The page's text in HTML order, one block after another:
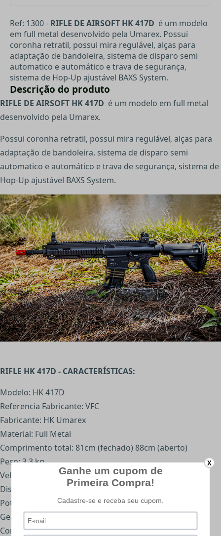
Ref: 1300 - RIFLE DE AIRSOFT HK 417D é um modelo
em full metal desenvolvido pela Umarex. Possui
coronha retratil, possui mira regulável, alças para
adaptação de bandoleira, sistema de disparo semi
automatico e automático e trava de segurança,
sistema de Hop-Up ajustável BAXS System.
Descrição do produto
RIFLE DE AIRSOFT HK 417D é um modelo em full metal
desenvolvido pela Umarex.
Possui coronha retratil, possui mira regulável, alças para
adaptação de bandoleira, sistema de disparo semi
automatico e automático e trava de segurança, sistema de
Hop-Up ajustável BAXS System.
RIFLE HK 417D - CARACTERÍSTICAS:
Modelo: HK 417D
Referencia Fabricante: VFC
Fabricante: HK Umarex
Material: Full Metal
Comprimento total: 81cm (fechado) 88cm (aberto)
Peso: 3,3 kg
Velocidade: 400 fps (0,20gr)
Distância máxima: 50mts
Potência: 1,5 joule
Gear Box: Full Metal
Coronha: Retrátil
X